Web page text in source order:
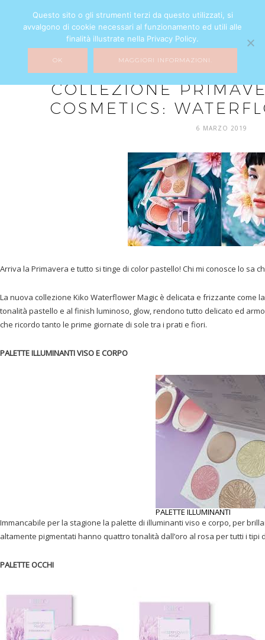
COLLEZIONE
COSMETICS:
6 MARZO 2019
Arriva la Primavera e tutto si tinge di color pastello! Chi mi conosce lo sa
La nuova collezione Kiko Waterflower Magic è delicata e frizzante come
tonalità pastello e al finish luminoso, glow, rendono tutto delicato ed
che ricordo tanto le prime giornate di sole tra i prati e fiori.
PALETTE ILLUMINANTI VISO E CORPO
PALETTE ILLUMINANTI
Immancabile per la stagione la palette di illuminanti viso e corpo, per
altamente pigmentati hanno quattro tonalità dall’oro al rosa per tutti i tipi
PALETTE OCCHI
Questo sito o gli strumenti terzi da questo utilizzati, si
avvalgono di cookie necessari al funzionamento ed utili alle
finalità illustrate nella Privacy Policy.
OK MAGGIORI INFORMAZIONI.